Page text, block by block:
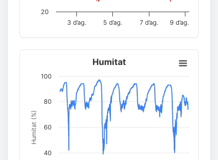
3 d’ag. 5 d’ag. 7 d’ag. 9 d’ag.
20
Humitat (%)
Humitat
40
60
80
100